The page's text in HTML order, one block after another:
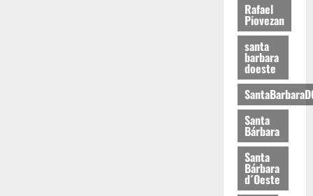
Rafael
Piovezan
santa
barbara
doeste
Santa
Bárbara
Santa
Bárbara
d´Oeste